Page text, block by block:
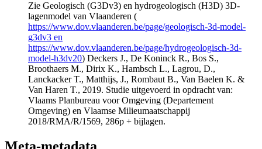
Zie Geologisch (G3Dv3) en hydrogeologisch (H3D) 3D-
lagenmodel van Vlaanderen (
https://www.dov.vlaanderen.be/page/geologisch-3d-model-
g3dv3 en
https://www.dov.vlaanderen.be/page/hydrogeologisch-3d-
model-h3dv20) Deckers J., De Koninck R., Bos S.,
Broothaers M., Dirix K., Hambsch L., Lagrou, D.,
Lanckacker T., Matthijs, J., Rombaut B., Van Baelen K. &
Van Haren T., 2019. Studie uitgevoerd in opdracht van:
Vlaams Planbureau voor Omgeving (Departement
Omgeving) en Vlaamse Milieumaatschappij
2018/RMA/R/1569, 286p + bijlagen.